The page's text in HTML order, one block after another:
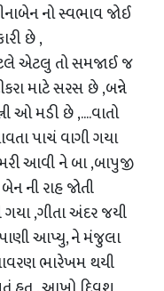
નો સ્વભાવ જોઈ
છે ,
એટલુ તો સમજાઈ જ
માટે સરસ છે ,બન્ને
ઓ મડી છે ,....વાતો
પાચં વાગી ગયા
આવી ને બા ,બાપુજી
ની રાહ જોતી
,ગીતા અંદર જયી
આપ્યુ, ને મંજુલા
ભારેખમ થયી